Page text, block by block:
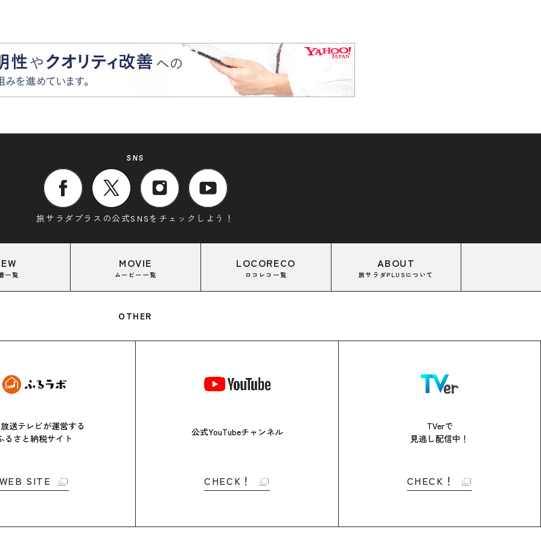
SNS
旅サラダプラスの公式SNSをチェックしよう！
一覧
MOVIE
ムービー一覧
LOCORECO
ロコレコ一覧
ABOUT
旅サラダPLUSについて
OTHER
送テレビが運営する
るさと納税サイト
SITE
公式YouTubeチャンネル
CHECK！
TVerで
見逃し配信中！
CHECK！